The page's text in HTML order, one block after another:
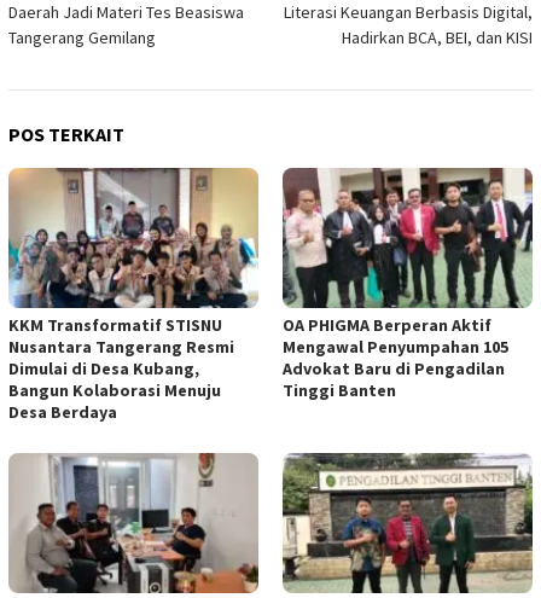
Daerah Jadi Materi Tes Beasiswa
Tangerang Gemilang
Literasi Keuangan Berbasis Digital,
Hadirkan BCA, BEI, dan KISI
POS TERKAIT
KKM Transformatif STISNU
Nusantara Tangerang Resmi
Dimulai di Desa Kubang,
Bangun Kolaborasi Menuju
Desa Berdaya
OA PHIGMA Berperan Aktif
Mengawal Penyumpahan 105
Advokat Baru di Pengadilan
Tinggi Banten